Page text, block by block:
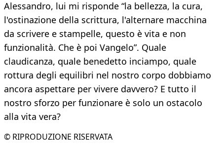
Alessandro, lui mi risponde “la bellezza, la cura,
l'ostinazione della scrittura, l'alternare macchina
da scrivere e stampelle, questo è vita e non
funzionalità. Che è poi Vangelo”. Quale
claudicanza, quale benedetto inciampo, quale
rottura degli equilibri nel nostro corpo dobbiamo
ancora aspettare per vivere davvero? E tutto il
nostro sforzo per funzionare è solo un ostacolo
alla vita vera?
© RIPRODUZIONE RISERVATA